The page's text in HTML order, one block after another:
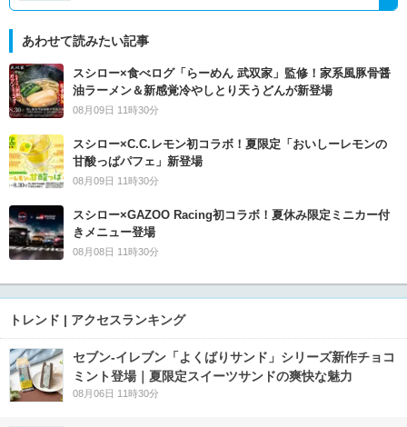
あわせて読みたい記事
スシロー×食べログ「らーめん 武双家」監修！家系風豚骨醤
油ラーメン＆新感覚冷やしとり天うどんが新登場
08月09日 11時30分
スシロー×C.C.レモン初コラボ！夏限定「おいしーレモンの
甘酸っぱパフェ」新登場
08月09日 11時30分
スシロー×GAZOO Racing初コラボ！夏休み限定ミニカー付
きメニュー登場
08月08日 11時30分
トレンド | アクセスランキング
セブン‐イレブン「よくばりサンド」シリーズ新作チョコ
ミント登場｜夏限定スイーツサンドの爽快な魅力
08月06日 11時30分